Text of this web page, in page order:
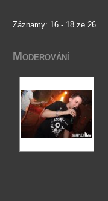
Záznamy: 16 - 18 ze 26
MODEROVÁNÍ